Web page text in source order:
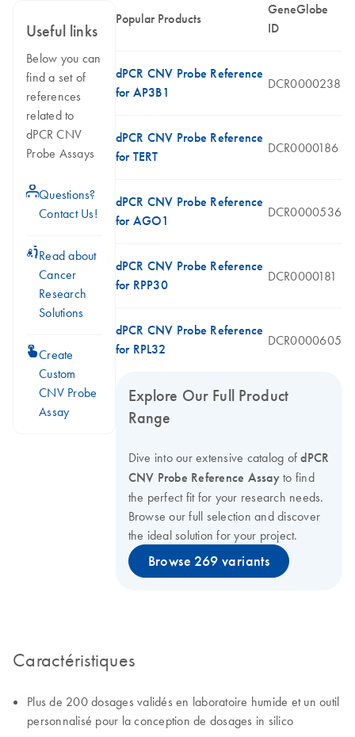
Useful links
Below you can
find a set of
references
related to
dPCR CNV
Probe Assays
icon_0071_person-sQuestions?
Contact Us!
icon_0117_cc_gen_cancer-sRead about
Cancer
Research
Solutions
icon_0312_cc_gen_touch-sCreate
Custom
CNV Probe
Assay
Popular Products
GeneGlobe
ID
dPCR CNV Probe Reference
for AP3B1
DCR0000238
dPCR CNV Probe Reference
for TERT
DCR0000186
dPCR CNV Probe Reference
for AGO1
DCR0000536
dPCR CNV Probe Reference
for RPP30
DCR0000181
dPCR CNV Probe Reference
for RPL32
DCR0000605
Explore Our Full Product
Range
Dive into our extensive catalog ofdPCR
CNV Probe Reference Assay to find
the perfect fit for your research needs.
Browse our full selection and discover
the ideal solution for your project.
Browse 269 variants
Caractéristiques
Plus de 200 dosages validés en laboratoire humide et un outil
personnalisé pour la conception de dosages in silico